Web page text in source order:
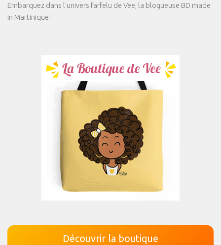
Embarquez dans l'univers farfelu de Vee, la blogueuse BD made
in Martinique !
Découvrir la boutique